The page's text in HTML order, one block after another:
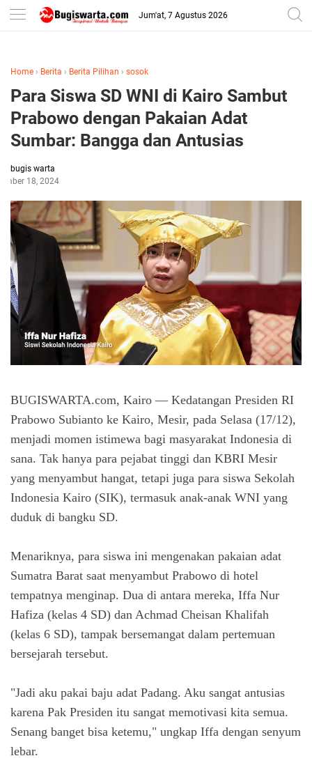
-->
Jum'at, 7 Agustus 2026
Home › Berita › Berita Pilihan › sosok
Para Siswa SD WNI di Kairo Sambut
Prabowo dengan Pakaian Adat
Sumbar: Bangga dan Antusias
bugis warta
18, 2024
BUGISWARTA.com, Kairo — Kedatangan Presiden RI
Prabowo Subianto ke Kairo, Mesir, pada Selasa (17/12),
menjadi momen istimewa bagi masyarakat Indonesia di
sana. Tak hanya para pejabat tinggi dan KBRI Mesir
yang menyambut hangat, tetapi juga para siswa Sekolah
Indonesia Kairo (SIK), termasuk anak-anak WNI yang
duduk di bangku SD.
Menariknya, para siswa ini mengenakan pakaian adat
Sumatra Barat saat menyambut Prabowo di hotel
tempatnya menginap. Dua di antara mereka, Iffa Nur
Hafiza (kelas 4 SD) dan Achmad Cheisan Khalifah
(kelas 6 SD), tampak bersemangat dalam pertemuan
bersejarah tersebut.
"Jadi aku pakai baju adat Padang. Aku sangat antusias
karena Pak Presiden itu sangat memotivasi kita semua.
Senang banget bisa ketemu," ungkap Iffa dengan senyum
lebar.